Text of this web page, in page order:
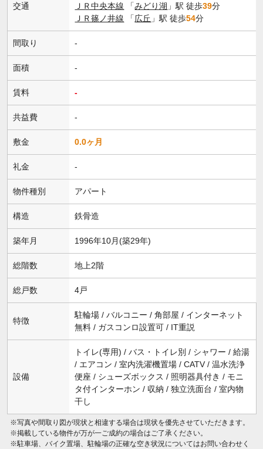
交通
ＪＲ中央本線 「みどり湖 」駅 徒歩39分
ＪＲ篠ノ井線 「広丘 」駅 徒歩54分
間取り -
面積 -
賃料 -
共益費 -
敷金 0.0ヶ月
礼金 -
物件種別 アパート
構造 鉄骨造
築年月 1996年10月(築29年)
総階数 地上2階
総戸数 4戸
特徴
駐輪場 / バルコニー / 角部屋 / インターネット
無料 / ガスコンロ設置可 / IT重説
設備
トイレ(専用) / バス・トイレ別 / シャワー / 給湯
/ エアコン / 室内洗濯機置場 / CATV / 温水洗浄
便座 / シューズボックス / 照明器具付き / モニ
タ付インターホン / 収納 / 独立洗面台 / 室内物
干し
※写真や間取り図が現状と相違する場合は現状を優先させていただきます。
※掲載している物件が万が一ご成約の場合はご了承ください。
※駐車場、バイク置場、駐輪場の正確な空き状況についてはお問い合わせく